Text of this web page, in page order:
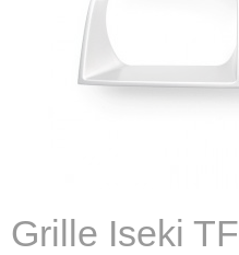
Grille Iseki TF